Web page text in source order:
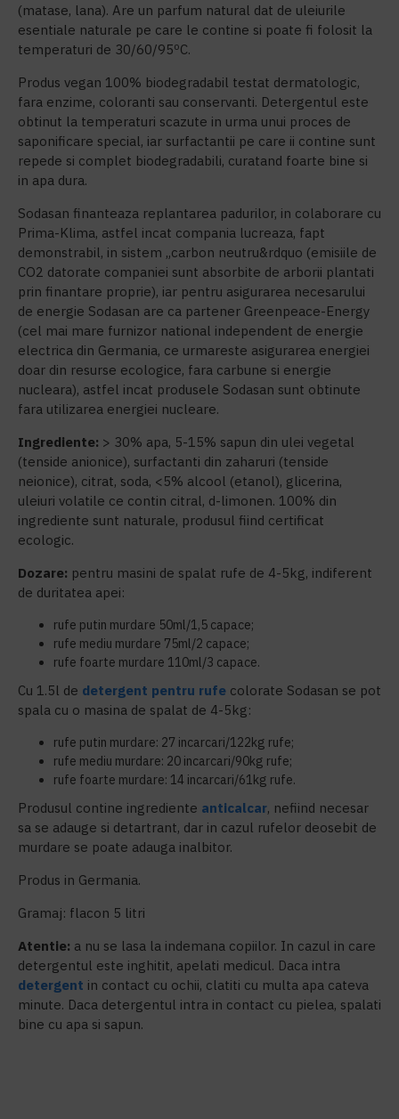
(matase, lana). Are un parfum natural dat de uleiurile
esentiale naturale pe care le contine si poate fi folosit la
temperaturi de 30/60/95ºC.
Produs vegan 100% biodegradabil testat dermatologic,
fara enzime, coloranti sau conservanti. Detergentul este
obtinut la temperaturi scazute in urma unui proces de
saponificare special, iar surfactantii pe care ii contine sunt
repede si complet biodegradabili, curatand foarte bine si
in apa dura.
Sodasan finanteaza replantarea padurilor, in colaborare cu
Prima-Klima, astfel incat compania lucreaza, fapt
demonstrabil, in sistem „carbon neutru&rdquo (emisiile de
CO2 datorate companiei sunt absorbite de arborii plantati
prin finantare proprie), iar pentru asigurarea necesarului
de energie Sodasan are ca partener Greenpeace-Energy
(cel mai mare furnizor national independent de energie
electrica din Germania, ce urmareste asigurarea energiei
doar din resurse ecologice, fara carbune si energie
nucleara), astfel incat produsele Sodasan sunt obtinute
fara utilizarea energiei nucleare.
Ingrediente: > 30% apa, 5-15% sapun din ulei vegetal
(tenside anionice), surfactanti din zaharuri (tenside
neionice), citrat, soda, <5% alcool (etanol), glicerina,
uleiuri volatile ce contin citral, d-limonen. 100% din
ingrediente sunt naturale, produsul fiind certificat
ecologic.
Dozare: pentru masini de spalat rufe de 4-5kg, indiferent
de duritatea apei:
rufe putin murdare 50ml/1,5 capace;
rufe mediu murdare 75ml/2 capace;
rufe foarte murdare 110ml/3 capace.
Cu 1.5l de detergent pentru rufe colorate Sodasan se pot
spala cu o masina de spalat de 4-5kg:
rufe putin murdare: 27 incarcari/122kg rufe;
rufe mediu murdare: 20 incarcari/90kg rufe;
rufe foarte murdare: 14 incarcari/61kg rufe.
Produsul contine ingrediente anticalcar, nefiind necesar
sa se adauge si detartrant, dar in cazul rufelor deosebit de
murdare se poate adauga inalbitor.
Produs in Germania.
Gramaj: flacon 5 litri
Atentie: a nu se lasa la indemana copiilor. In cazul in care
detergentul este inghitit, apelati medicul. Daca intra
detergent in contact cu ochii, clatiti cu multa apa cateva
minute. Daca detergentul intra in contact cu pielea, spalati
bine cu apa si sapun.